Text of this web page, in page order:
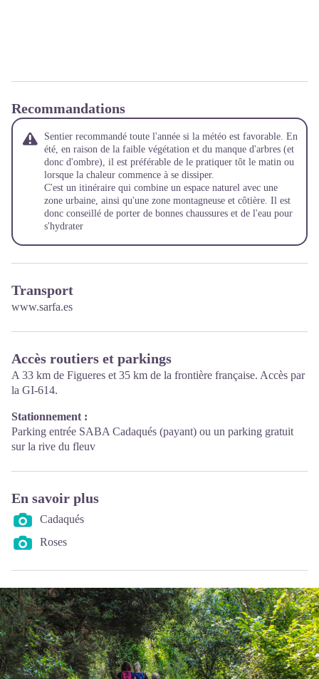
Recommandations
Sentier recommandé toute l'année si la météo est favorable. En
été, en raison de la faible végétation et du manque d'arbres (et
donc d'ombre), il est préférable de le pratiquer tôt le matin ou
lorsque la chaleur commence à se dissiper.
C'est un itinéraire qui combine un espace naturel avec une
zone urbaine, ainsi qu'une zone montagneuse et côtière. Il est
donc conseillé de porter de bonnes chaussures et de l'eau pour
s'hydrater
Transport
www.sarfa.es
Accès routiers et parkings
A 33 km de Figueres et 35 km de la frontière française. Accès par
la GI-614.
Stationnement :
Parking entrée SABA Cadaqués (payant) ou un parking gratuit
sur la rive du fleuv
En savoir plus
Cadaqués
Roses